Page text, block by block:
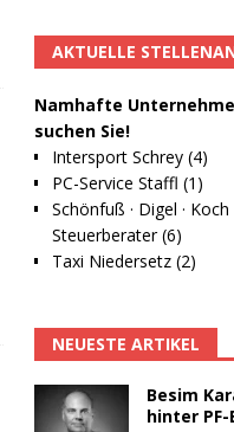
AKTUELLE
Namhafte
suchen Sie!
Intersport Schrey (4)
PC-Service Staffl (1)
Schönfuß · Digel ·
Steuerberater (6)
Taxi Niedersetz (2)
NEUESTE ARTIKEL
Besim
hinter